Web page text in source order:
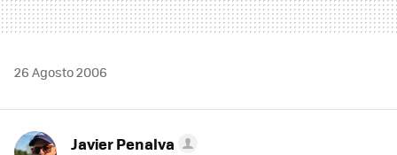
26 Agosto 2006
Javier Penalva